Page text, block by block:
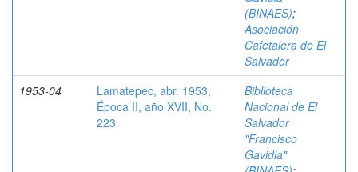
(BINAES);
Asociación
Cafetalera de El
Salvador
1953-04
Lamatepec, abr. 1953,
Época II, año XVII, No.
223
Biblioteca
Nacional de El
Salvador
"Francisco
Gavidia"